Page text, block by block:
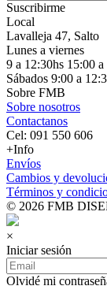
Suscribirme
Local
Lavalleja 47, Salto
Lunes a viernes
9 a 12:30hs 15:00 a
Sábados 9:00 a
Sobre FMB
Sobre nosotros
Contactanos
Cel: 091 550 606
+Info
Envíos
Cambios y
Términos y
© 2026 FMB
×
Iniciar sesión
Olvidé mi